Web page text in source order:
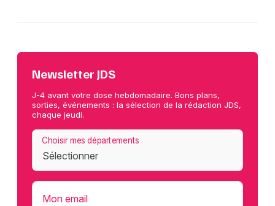
Newsletter JDS
J-4 avant votre dose hebdomadaire. Bons plans,
sorties, événements : la sélection de la rédaction JDS,
chaque jeudi.
Choisir mes départements
Mon email